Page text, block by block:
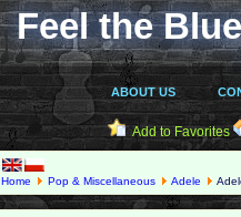
Feel the
ABOUT US
Add to Favorites
Home Pop & Miscellaneous Adele